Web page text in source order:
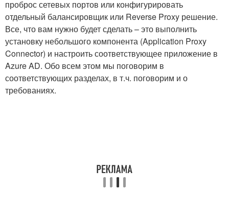
проброс сетевых портов или конфигурировать
отдельный балансировщик или Reverse Proxy решение.
Все, что вам нужно будет сделать – это выполнить
установку небольшого компонента (Application Proxy
Connector) и настроить соответствующее приложение в
Azure AD. Обо всем этом мы поговорим в
соответствующих разделах, в т.ч. поговорим и о
требованиях.